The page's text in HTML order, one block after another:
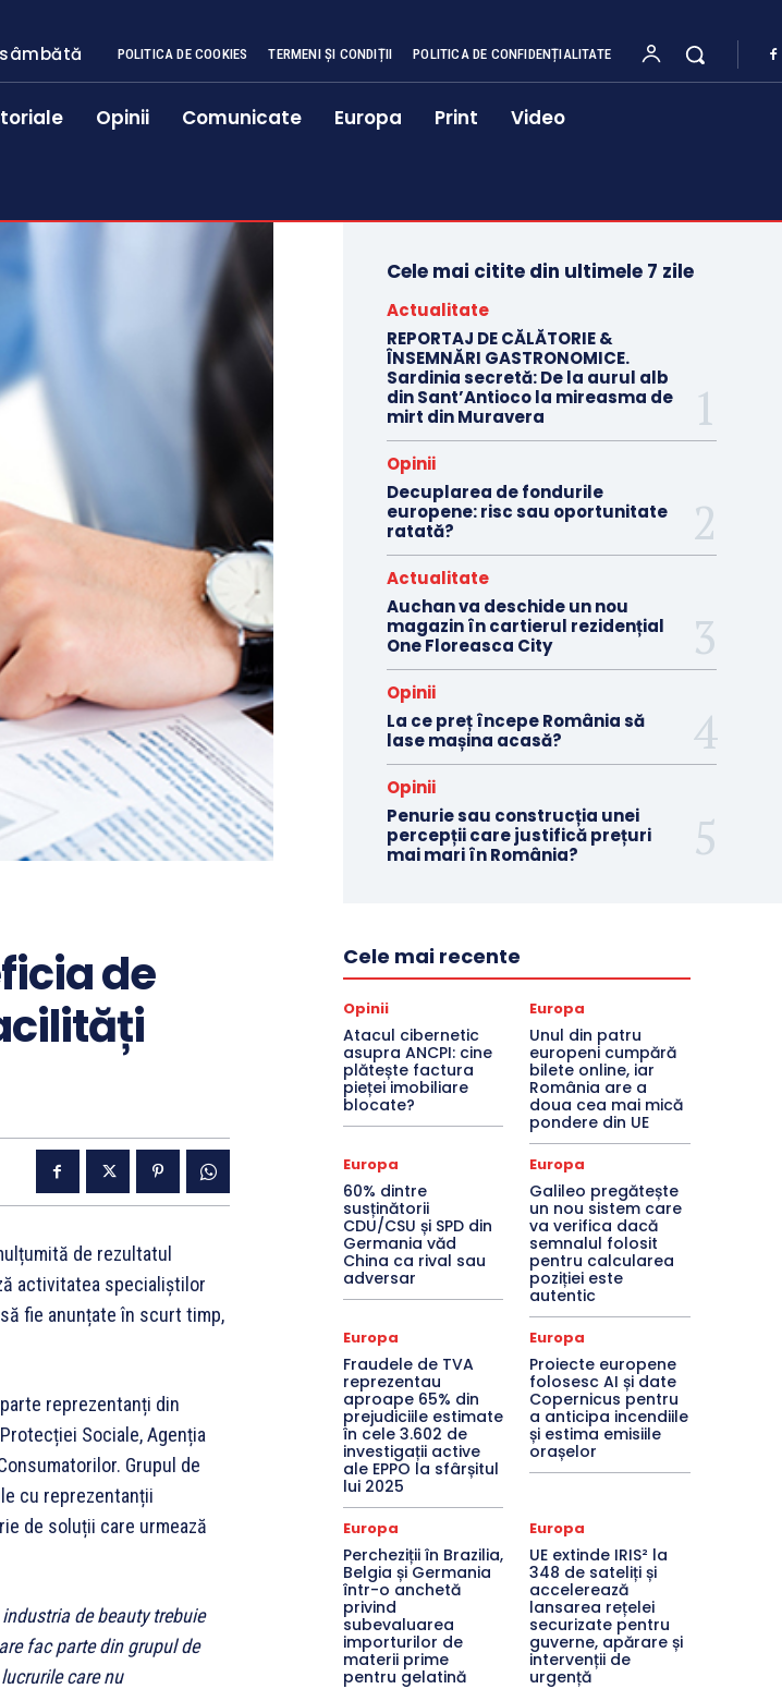
POLITICA DE COOKIES TERMENI ȘI CONDIȚII POLITICA DE CONFIDENȚIALITATE
Opinii Comunicate Europa Print Video
de
de rezultatul
activitatea specialiștilor
fie anunțate în scurt timp,
reprezentanți din
Sociale, Agenția
Grupul de
cu reprezentanții
de soluții care urmează
de beauty trebuie
fac parte din grupul de
care nu
Cele mai citite din ultimele 7 zile
Actualitate
REPORTAJ DE CĂLĂTORIE &
ÎNSEMNĂRI GASTRONOMICE.
Sardinia secretă: De la aurul alb
din Sant’Antioco la mireasma de
mirt din Muravera
Opinii
Decuplarea de fondurile
europene: risc sau oportunitate
ratată?
Actualitate
Auchan va deschide un nou
magazin în cartierul rezidențial
One Floreasca City
Opinii
La ce preț începe România să
lase mașina acasă?
Opinii
Penurie sau construcția unei
percepții care justifică prețuri
mai mari în România?
Cele mai recente
Opinii
Atacul cibernetic
asupra ANCPI: cine
plătește factura
pieței imobiliare
blocate?
Europa
Unul din patru
europeni cumpără
bilete online, iar
România are a
doua cea mai mică
pondere din UE
Europa
60% dintre
susținătorii
CDU/CSU și SPD din
Germania văd
China ca rival sau
adversar
Europa
Galileo pregătește
un nou sistem care
va verifica dacă
semnalul folosit
pentru calcularea
poziției este
autentic
Europa
Fraudele de TVA
reprezentau
aproape 65% din
prejudiciile estimate
în cele 3.602 de
investigații active
ale EPPO la sfârșitul
lui 2025
Europa
Proiecte europene
folosesc AI și date
Copernicus pentru
a anticipa incendiile
și estima emisiile
orașelor
Europa
Percheziții în Brazilia,
Belgia și Germania
într-o anchetă
privind
subevaluarea
importurilor de
materii prime
pentru gelatină
Europa
UE extinde IRIS² la
348 de sateliți și
accelerează
lansarea rețelei
securizate pentru
guverne, apărare și
intervenții de
urgență